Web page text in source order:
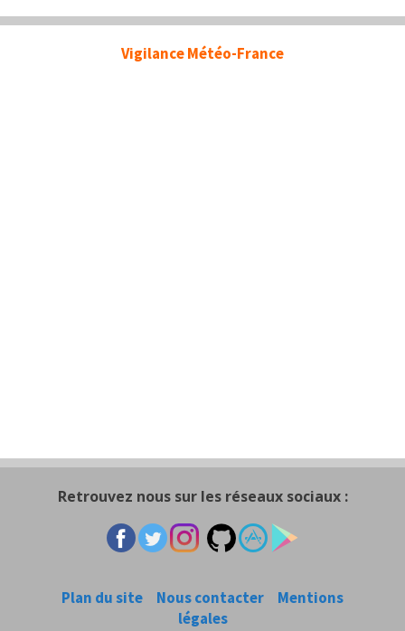
Vigilance Météo-France
Retrouvez nous sur les réseaux sociaux :
Plan du site Nous contacter
Mentions
légales